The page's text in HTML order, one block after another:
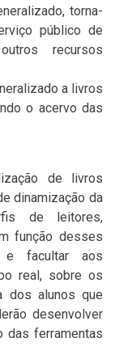
torna-
público de
recursos
a livros
o acervo das
de livros
dinamização da
de leitores,
função desses
e facultar aos
real, sobre os
dos alunos que
desenvolver
das ferramentas